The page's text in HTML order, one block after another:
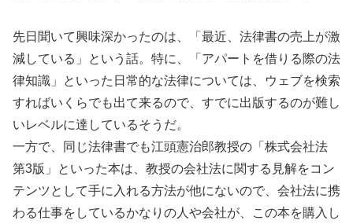
先日聞いて興味深かったのは、「最近、法律書の売上が激
減している」という話。特に、「アパートを借りる際の法
律知識」といった日常的な法律については、ウェブを検索
すればいくらでも出て来るので、すでに出版するのが難し
いレベルに達しているそうだ。
一方で、同じ法律書でも江頭憲治郎教授の「株式会社法
第3版」といった本は、教授の会社法に関する見解をコン
テンツとして手に入れる方法が他にないので、会社法に携
わる仕事をしているかなりの人や会社が、この本を購入し